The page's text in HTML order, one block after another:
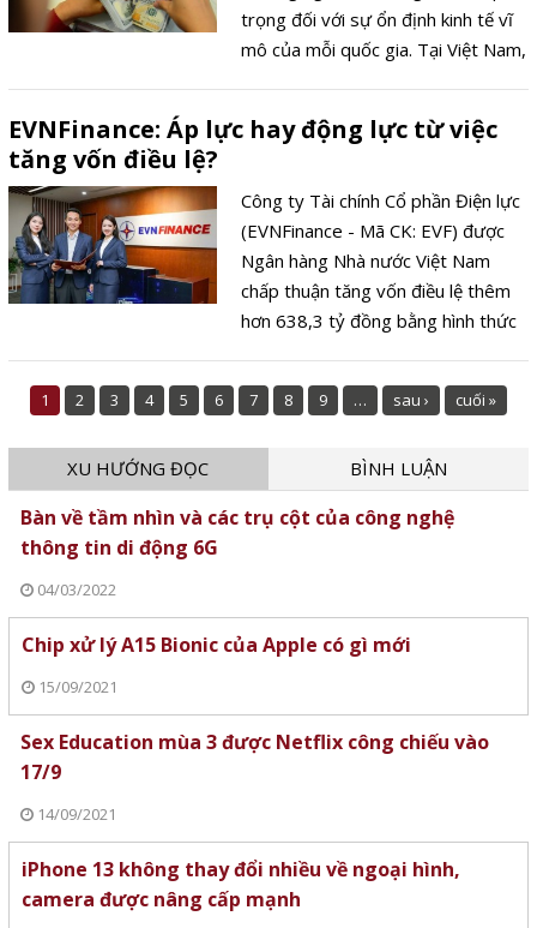
trọng đối với sự ổn định kinh tế vĩ
mô của mỗi quốc gia. Tại Việt Nam,
chặt quản lý hoạt động thu đổi
trung tâm kinh tế lớn nhất cả nước.
EVNFinance: Áp lực hay động lực từ việc
tăng vốn điều lệ?
Công ty Tài chính Cổ phần Điện lực
(EVNFinance - Mã CK: EVF) được
Ngân hàng Nhà nước Việt Nam
chấp thuận tăng vốn điều lệ thêm
hơn 638,3 tỷ đồng bằng hình thức
phát hành cổ phiếu cho cán bộ nhân
viên.
1 2 3 4 5 6 7 8 9 … sau › cuối »
XU HƯỚNG ĐỌC BÌNH LUẬN
Bàn về tầm nhìn và các trụ cột của công nghệ
thông tin di động 6G
04/03/2022
Chip xử lý A15 Bionic của Apple có gì mới
15/09/2021
Sex Education mùa 3 được Netflix công chiếu vào
17/9
14/09/2021
iPhone 13 không thay đổi nhiều về ngoại hình,
camera được nâng cấp mạnh